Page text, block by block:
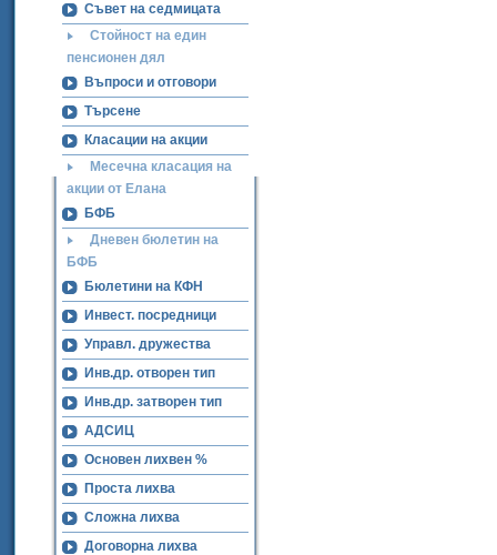
Съвет на седмицата
Стойност на един
пенсионен дял
Въпроси и отговори
Търсене
Класации на акции
Месечна класация на
акции от Елана
БФБ
Дневен бюлетин на
БФБ
Бюлетини на КФН
Инвест. посредници
Управл. дружества
Инв.др. отворен тип
Инв.др. затворен тип
АДСИЦ
Основен лихвен %
Проста лихва
Сложна лихва
Договорна лихва